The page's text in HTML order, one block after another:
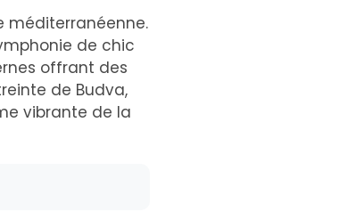
méditerranéenne.
de chic
offrant des
de Budva,
vibrante de la